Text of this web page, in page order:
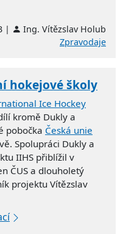
|
Ing. Vítězslav Holub
Zpravodaje
hokejové školy
Ice Hockey
kromě Dukly a
pobočka Česká unie
Spolupráci Dukly a
IIHS přiblížil v
ČUS a dlouholetý
projektu Vítězslav